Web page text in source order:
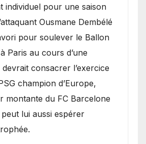
individuel pour une saison
Ousmane Dembélé
pour soulever le Ballon
Paris au cours d’une
consacrer l’exercice
champion d’Europe,
montante du FC Barcelone
peut lui aussi espérer